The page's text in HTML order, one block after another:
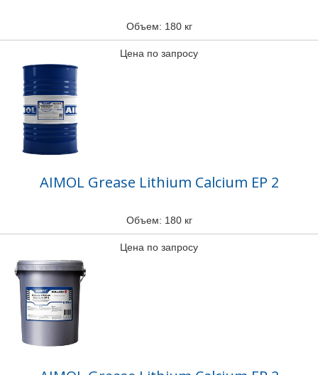
Объем: 180 кг
Цена по запросу
AIMOL Grease Lithium Calcium EP 2
Объем: 180 кг
Цена по запросу